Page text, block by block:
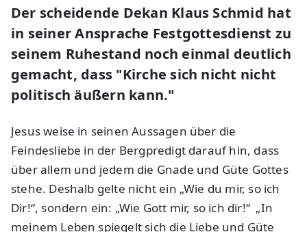
Der scheidende Dekan Klaus Schmid hat
in seiner Ansprache Festgottesdienst zu
seinem Ruhestand noch einmal deutlich
gemacht, dass "Kirche sich nicht nicht
politisch äußern kann."
Jesus weise in seinen Aussagen über die
Feindesliebe in der Bergpredigt darauf hin, dass
über allem und jedem die Gnade und Güte Gottes
stehe. Deshalb gelte nicht ein „Wie du mir, so ich
Dir!“, sondern ein: „Wie Gott mir, so ich dir!“ „In
meinem Leben spiegelt sich die Liebe und Güte